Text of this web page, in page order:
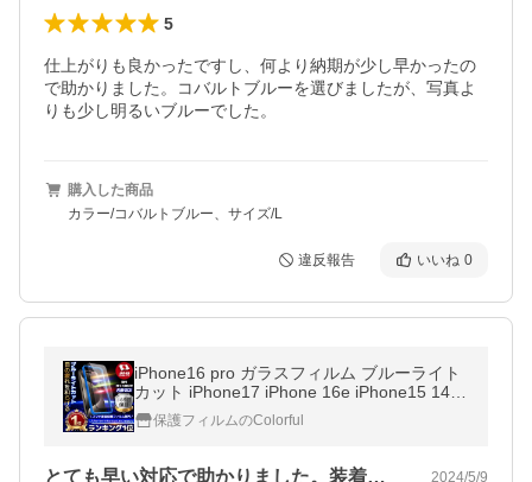
5
仕上がりも良かったですし、何より納期が少し早かったの
で助かりました。コバルトブルーを選びましたが、写真よ
りも少し明るいブルーでした。
購入した商品
カラー/コバルトブルー、サイズ/L
違反報告 いいね 0
iPhone16 pro ガラスフィルム ブルーライト
カット iPhone17 iPhone 16e iPhone15 14pr
o 16pro max 13 pro 12 SE3 iPhone11 XR 11
pro 15pro max フィルム
保護フィルムのColorful
とても早い対応で助かりました。装着する… 2024/5/9